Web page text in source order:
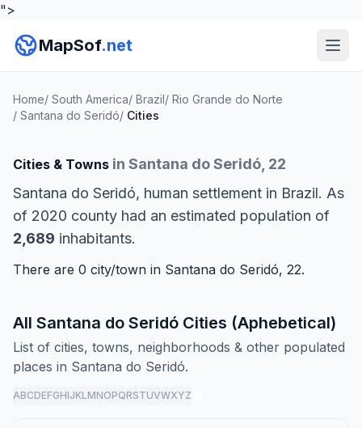
">
MapSof.net
Home/ South America/ Brazil/ Rio Grande do Norte
/ Santana do Seridó/ Cities
Cities & Towns in Santana do Seridó, 22
Santana do Seridó, human settlement in Brazil. As
of 2020 county had an estimated population of
2,689 inhabitants.
There are 0 city/town in Santana do Seridó, 22.
All Santana do Seridó Cities (Aphebetical)
List of cities, towns, neighborhoods & other populated
places in Santana do Seridó.
ABCDEFGHIJKLMNOPQRSTUVWXYZ